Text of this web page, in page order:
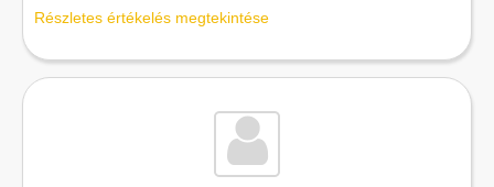
Részletes értékelés megtekintése